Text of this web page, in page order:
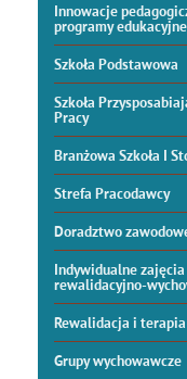
Innowacje
programy edukacyjne
Szkoła Podstawowa
Szkoła
Pracy
Branżowa Szkoła I
Strefa Pracodawcy
Doradztwo
Indywidualne zajęcia
rewalidacyjno-
Rewalidacja i terapia
Grupy wychowawcze